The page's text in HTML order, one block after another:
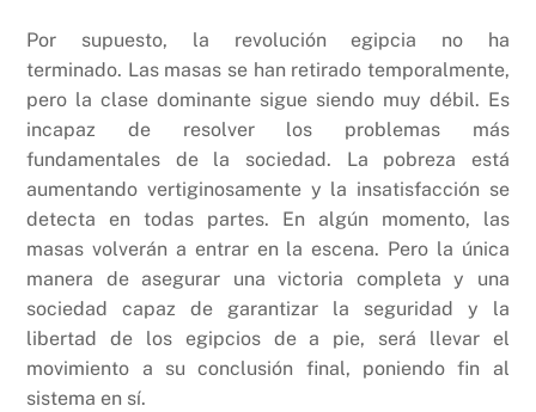
Por supuesto, la revolución egipcia no ha
terminado. Las masas se han retirado temporalmente,
pero la clase dominante sigue siendo muy débil. Es
incapaz de resolver los problemas más
fundamentales de la sociedad. La pobreza está
aumentando vertiginosamente y la insatisfacción se
detecta en todas partes. En algún momento, las
masas volverán a entrar en la escena. Pero la única
manera de asegurar una victoria completa y una
sociedad capaz de garantizar la seguridad y la
libertad de los egipcios de a pie, será llevar el
movimiento a su conclusión final, poniendo fin al
sistema en sí.